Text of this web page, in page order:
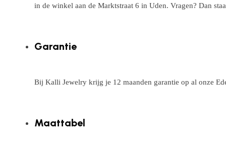
in de winkel aan de Marktstraat 6 in Uden. Vragen? Dan
Garantie
Bij Kalli Jewelry krijg je 12 maanden garantie op al onze
Maattabel